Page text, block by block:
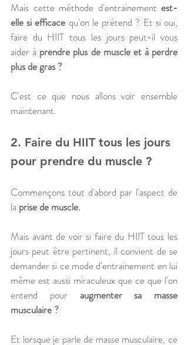
Mais cette méthode d'entrainement est-
elle si efficace qu'on le prétend ? Et si oui,
faire du HIIT tous les jours peut-il vous
aider à prendre plus de muscle et à perdre
plus de gras ?
C'est ce que nous allons voir ensemble
maintenant.
2. Faire du HIIT tous les jours
pour prendre du muscle ?
Commençons tout d'abord par l'aspect de
la prise de muscle.
Mais avant de voir si faire du HIIT tous les
jours peut être pertinent, il convient de se
demander si ce mode d'entrainement en lui
même est aussi miraculeux que ce que l'on
entend pour augmenter sa masse
musculaire ?
Et lorsque je parle de masse musculaire, ce